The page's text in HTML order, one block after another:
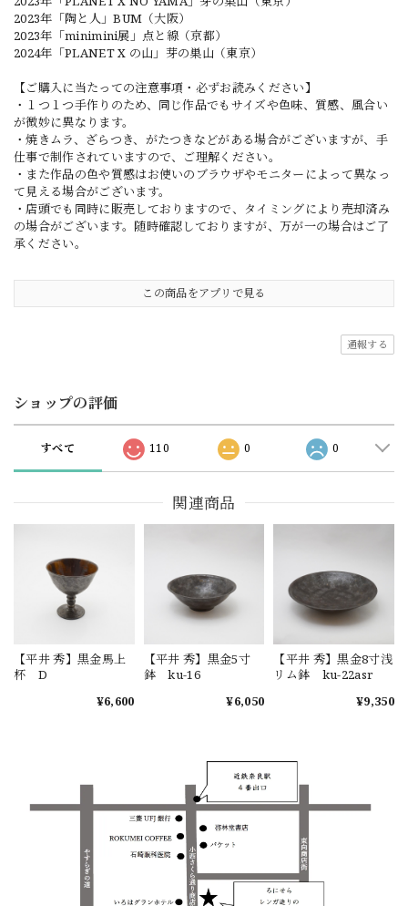
2023年「陶と人」BUM（大阪）
2023年「minimini展」点と線（京都）
2024年「PLANET X の山」芽の巣山（東京）
【ご購入に当たっての注意事項・必ずお読みください】
・１つ１つ手作りのため、同じ作品でもサイズや色味、質感、風合い
が微妙に異なります。
・焼きムラ、ざらつき、がたつきなどがある場合がございますが、手
仕事で制作されていますので、ご理解ください。
・また作品の色や質感はお使いのブラウザやモニターによって異なっ
て見える場合がございます。
・店頭でも同時に販売しておりますので、タイミングにより売却済み
の場合がございます。随時確認しておりますが、万が一の場合はご了
承ください。
この商品をアプリで見る
通報する
ショップの評価
すべて 110 0 0
関連商品
【平井 秀】黒金馬上
杯 D
¥6,600
【平井 秀】黒金5寸
鉢 ku-16
¥6,050
【平井 秀】黒金8寸浅
リム鉢 ku-22asr
¥9,350